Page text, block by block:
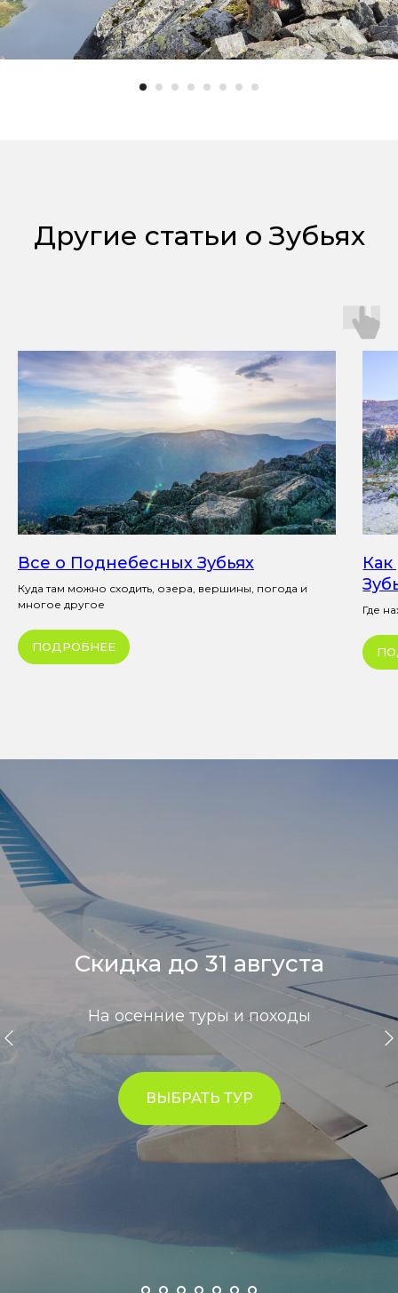
Другие статьи о Зубьях
Все о Поднебесных Зубьях
Куда там можно сходить, озера, вершины, погода и
многое другое
ПОДРОБНЕЕ
Где
Скидка до 31 августа
На осенние туры и походы
ВЫБРАТЬ ТУР